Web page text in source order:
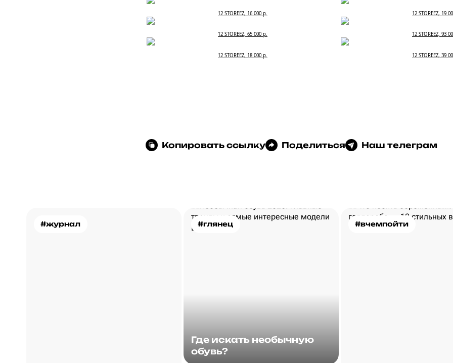
12 STOREEZ, 16 000 р. 12 STOREEZ, 19
12 STOREEZ, 65 000 р. 12 STOREEZ, 93
12 STOREEZ, 18 000 р. 12 STOREEZ, 39
Копировать ссылку Поделиться Наш телеграм
#журнал #глянец
Где искать необычную
обувь?
#вчемпойти